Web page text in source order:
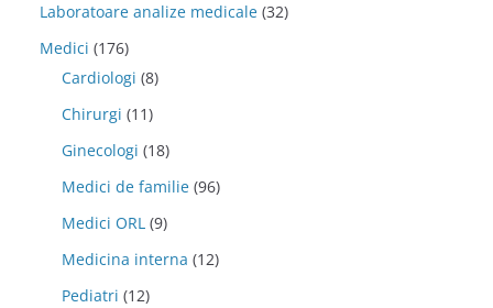
Laboratoare analize medicale (32)
Medici (176)
Cardiologi (8)
Chirurgi (11)
Ginecologi (18)
Medici de familie (96)
Medici ORL (9)
Medicina interna (12)
Pediatri (12)